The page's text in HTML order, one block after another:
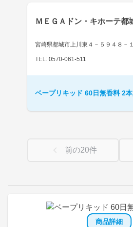
商品詳細
ＭＥＧＡドン・キホーテ都
宮崎県都城市上川東４－５９４８－１
TEL: 0570-061-511
ベープリキッド 60日無香料 2本
前の20件